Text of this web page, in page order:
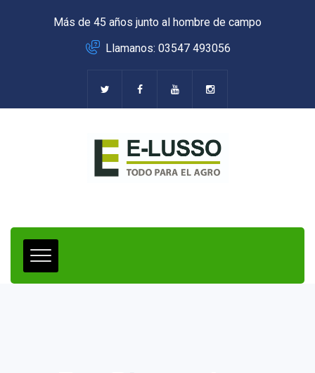
Más de 45 años junto al hombre de campo
Llamanos: 03547 493056